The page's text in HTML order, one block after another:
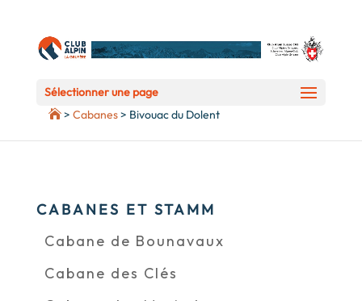
Sélectionner une page
> Cabanes> Bivouac du Dolent
CABANES ET STAMM
Cabane de Bounavaux
Cabane des Clés